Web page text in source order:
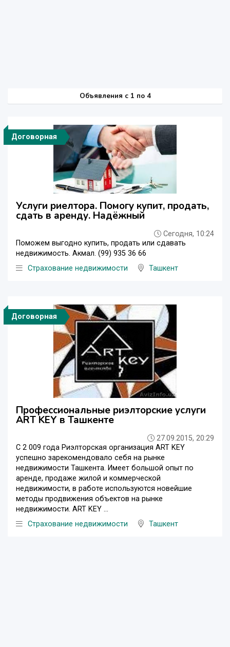
Объявления c 1 по 4
Договорная
Услуги риелтора. Помогу купит, продать,
сдать в аренду. Надёжный
Сегодня, 10:24
Поможем выгодно купить, продать или сдавать
недвижимость. Акмал. (99) 935 36 66
Страхование недвижимости
Ташкент
Договорная
Профессиональные риэлторские услуги
ART KEY в Ташкенте
27.09.2015, 20:29
С 2 009 года Риэлторская организация ART KEY
успешно зарекомендовало себя на рынке
недвижимости Ташкента. Имеет большой опыт по
аренде, продаже жилой и коммерческой
недвижимости, в работе используются новейшие
методы продвижения объектов на рынке
недвижимости. ART KEY ...
Страхование недвижимости
Ташкент